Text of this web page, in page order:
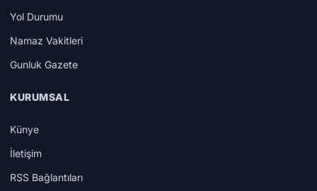
Yol Durumu
Namaz Vakitleri
Gunluk Gazete
KURUMSAL
Künye
İletişim
RSS Bağlantıları